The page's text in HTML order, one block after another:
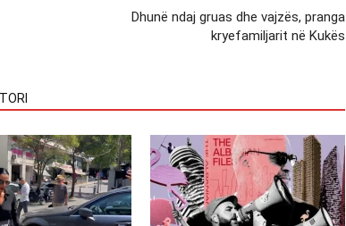
Dhunë ndaj gruas dhe vajzës, pranga
kryefamiljarit në Kukës